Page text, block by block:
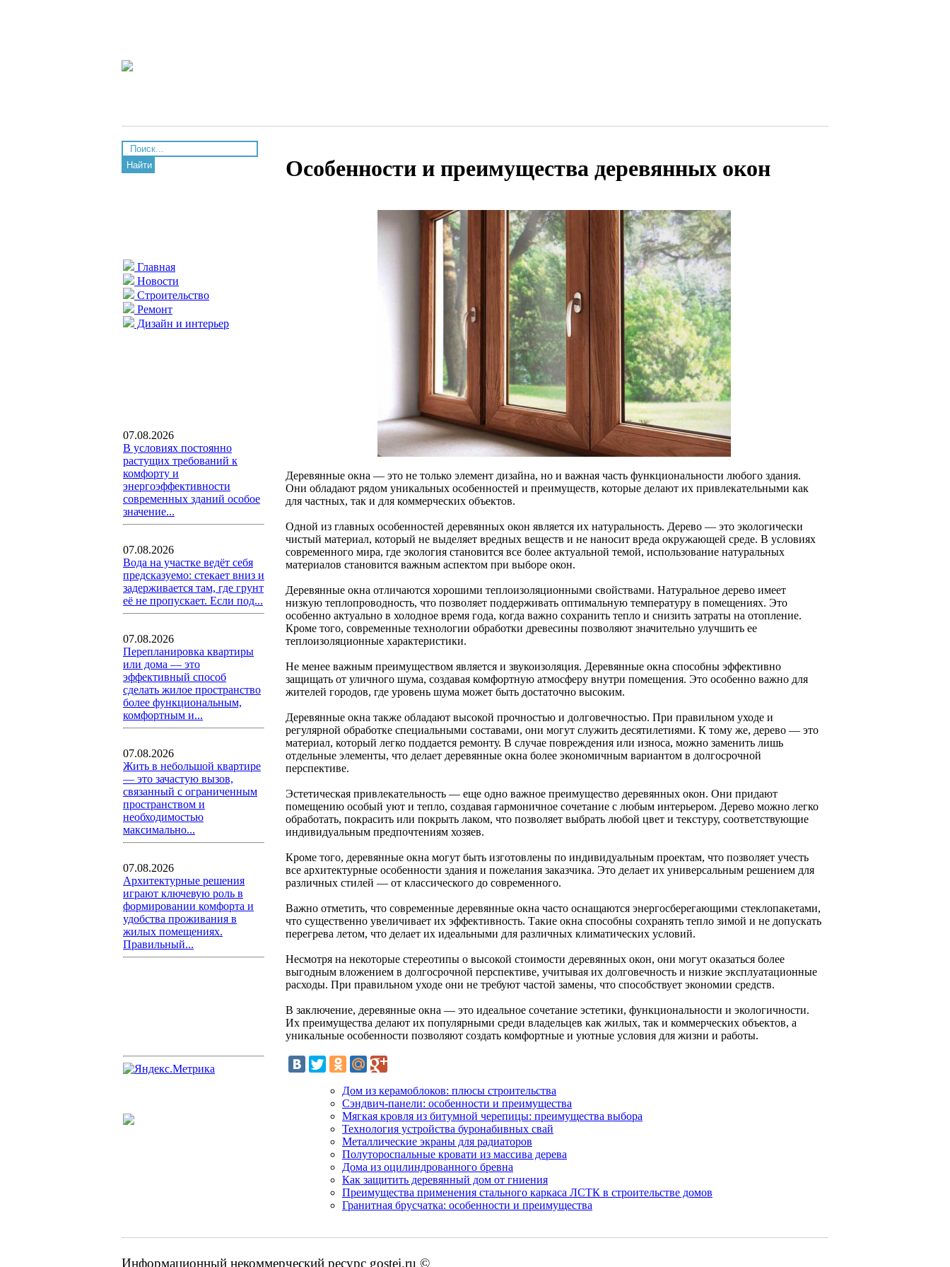
Найти
Главная
Новости
Строительство
Ремонт
Дизайн и интерьер
07.08.2026
В условиях постоянно
растущих требований к
комфорту и
энергоэффективности
современных зданий особое
значение...
07.08.2026
Вода на участке ведёт себя
предсказуемо: стекает вниз и
задерживается там, где грунт
её не пропускает. Если под...
07.08.2026
Перепланировка квартиры
или дома — это
эффективный способ
сделать жилое пространство
более функциональным,
комфортным и...
07.08.2026
Жить в небольшой квартире
— это зачастую вызов,
связанный с ограниченным
пространством и
необходимостью
максимально...
07.08.2026
Архитектурные решения
играют ключевую роль в
формировании комфорта и
удобства проживания в
жилых помещениях.
Правильный...
Особенности и преимущества деревянных окон
Деревянные окна — это не только элемент дизайна, но и важная часть функциональности любого здания.
Они обладают рядом уникальных особенностей и преимуществ, которые делают их привлекательными как
для частных, так и для коммерческих объектов.
Одной из главных особенностей деревянных окон является их натуральность. Дерево — это экологически
чистый материал, который не выделяет вредных веществ и не наносит вреда окружающей среде. В условиях
современного мира, где экология становится все более актуальной темой, использование натуральных
материалов становится важным аспектом при выборе окон.
Деревянные окна отличаются хорошими теплоизоляционными свойствами. Натуральное дерево имеет
низкую теплопроводность, что позволяет поддерживать оптимальную температуру в помещениях. Это
особенно актуально в холодное время года, когда важно сохранить тепло и снизить затраты на отопление.
Кроме того, современные технологии обработки древесины позволяют значительно улучшить ее
теплоизоляционные характеристики.
Не менее важным преимуществом является и звукоизоляция. Деревянные окна способны эффективно
защищать от уличного шума, создавая комфортную атмосферу внутри помещения. Это особенно важно для
жителей городов, где уровень шума может быть достаточно высоким.
Деревянные окна также обладают высокой прочностью и долговечностью. При правильном уходе и
регулярной обработке специальными составами, они могут служить десятилетиями. К тому же, дерево — это
материал, который легко поддается ремонту. В случае повреждения или износа, можно заменить лишь
отдельные элементы, что делает деревянные окна более экономичным вариантом в долгосрочной
перспективе.
Эстетическая привлекательность — еще одно важное преимущество деревянных окон. Они придают
помещению особый уют и тепло, создавая гармоничное сочетание с любым интерьером. Дерево можно легко
обработать, покрасить или покрыть лаком, что позволяет выбрать любой цвет и текстуру, соответствующие
индивидуальным предпочтениям хозяев.
Кроме того, деревянные окна могут быть изготовлены по индивидуальным проектам, что позволяет учесть
все архитектурные особенности здания и пожелания заказчика. Это делает их универсальным решением для
различных стилей — от классического до современного.
Важно отметить, что современные деревянные окна часто оснащаются энергосберегающими стеклопакетами,
что существенно увеличивает их эффективность. Такие окна способны сохранять тепло зимой и не допускать
перегрева летом, что делает их идеальными для различных климатических условий.
Несмотря на некоторые стереотипы о высокой стоимости деревянных окон, они могут оказаться более
выгодным вложением в долгосрочной перспективе, учитывая их долговечность и низкие эксплуатационные
расходы. При правильном уходе они не требуют частой замены, что способствует экономии средств.
В заключение, деревянные окна — это идеальное сочетание эстетики, функциональности и экологичности.
Их преимущества делают их популярными среди владельцев как жилых, так и коммерческих объектов, а
уникальные особенности позволяют создать комфортные и уютные условия для жизни и работы.
Дом из керамоблоков: плюсы строительства
Сэндвич-панели: особенности и преимущества
Мягкая кровля из битумной черепицы: преимущества выбора
Технология устройства буронабивных свай
Металлические экраны для радиаторов
Полутороспальные кровати из массива дерева
Дома из оцилиндрованного бревна
Как защитить деревянный дом от гниения
Преимущества применения стального каркаса ЛСТК в строительстве домов
Гранитная брусчатка: особенности и преимущества
Информационный некоммерческий ресурс gostei.ru ©